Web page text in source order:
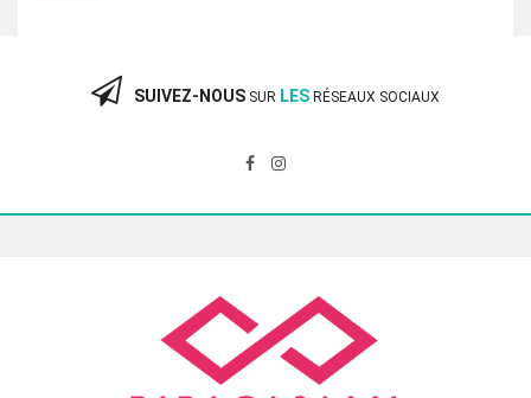
SUIVEZ-NOUS SUR LES RÉSEAUX SOCIAUX